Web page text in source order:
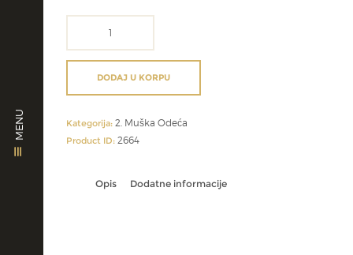
MENU
kozuhuDODAJ U KORPU
Kategorija: 2. Muška Odeća
Product ID: 2664
Opis Dodatne informacije